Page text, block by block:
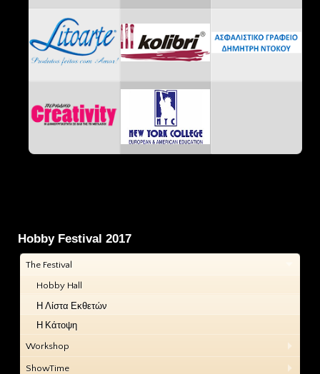
Hobby Festival 2017
The Festival
Hobby Hall
Η Λίστα Εκθετών
Η Κάτοψη
Workshop
ShowTime